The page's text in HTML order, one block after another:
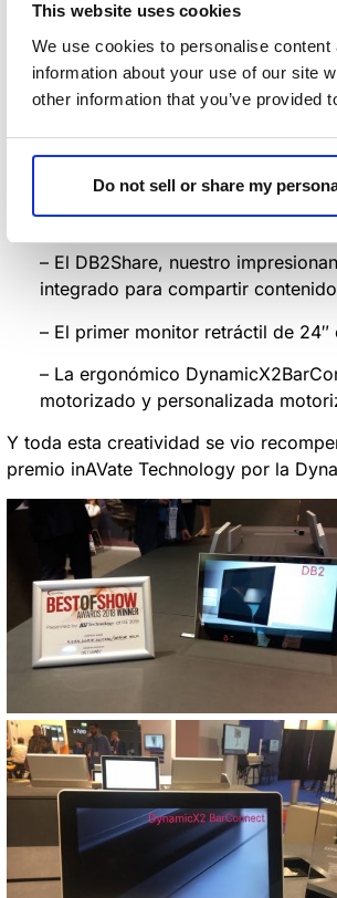
This website uses cookies
We use cookies to personalise
information about your use of our site
other information that you’ve provided
Do not sell or share my
El primer gran evento de 2018 fue
– El DB2Share, nuestro
integrado para compartir
– El primer monitor retráctil de
– La ergonómico
motorizado y personalizada
Y toda esta creatividad se vio
premio inAVate Technology por la